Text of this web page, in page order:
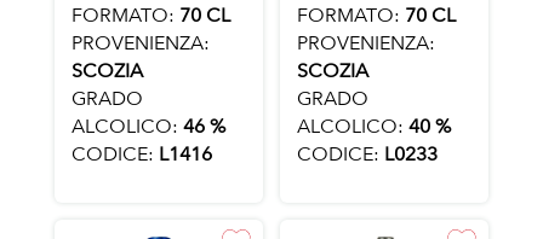
FORMATO: 70 CL
PROVENIENZA:
SCOZIA
GRADO
ALCOLICO: 46 %
CODICE: L1416
FORMATO: 70 CL
PROVENIENZA:
SCOZIA
GRADO
ALCOLICO: 40 %
CODICE: L0233